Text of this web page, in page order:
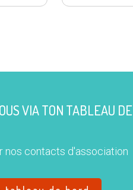
VIA TON TABLEAU DE
nos contacts d'association